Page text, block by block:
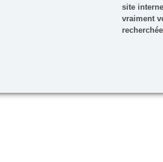
site
vraiment